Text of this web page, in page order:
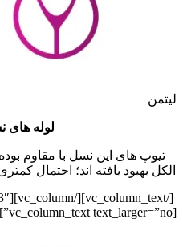
لیتمن
لوله های
تیوپ های این نسل با مقاوم
الکل بهبود یافته اند؛ احتمال
[vc_column_text text_larger=”no”]